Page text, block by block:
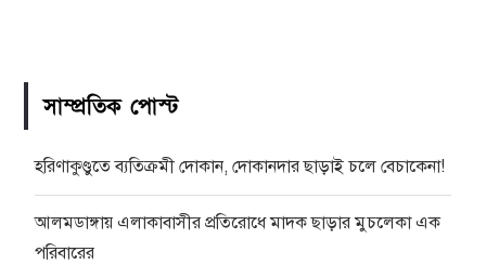
সাম্প্রতিক পোস্ট
হরিণাকুণ্ডুতে ব্যতিক্রমী দোকান, দোকানদার ছাড়াই চলে বেচাকেনা!
আলমডাঙ্গায় এলাকাবাসীর প্রতিরোধে মাদক ছাড়ার মুচলেকা এক
পরিবারের